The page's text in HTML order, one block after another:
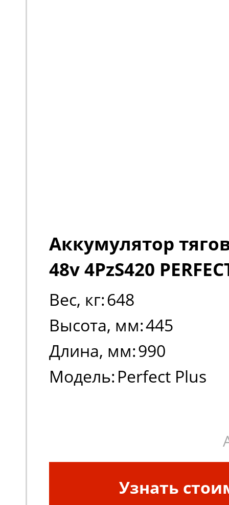
Аккумулятор
48v 4PzS420
Вес, кг:648
Высота, мм:445
Длина, мм:990
Модель: Perfect Plus
Узнать